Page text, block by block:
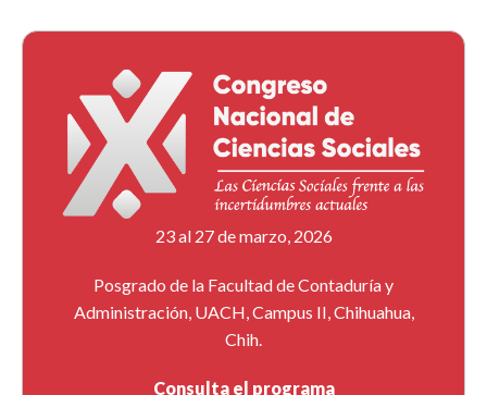
23 al 27 de marzo, 2026
Posgrado de la Facultad de Contaduría y
Administración, UACH, Campus II, Chihuahua,
Chih.
Consulta el programa